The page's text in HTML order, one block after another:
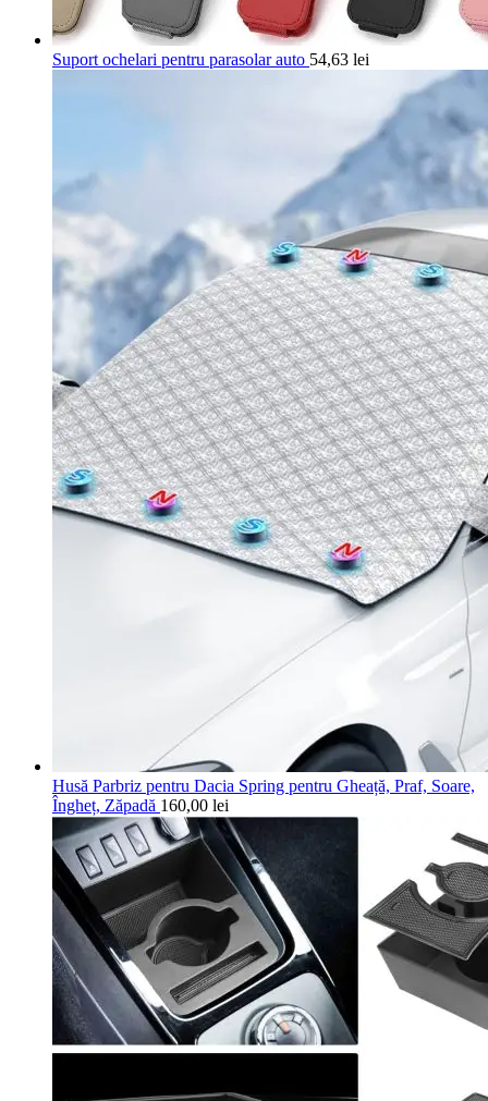
Suport ochelari pentru parasolar auto 54,63 lei
Husă Parbriz pentru Dacia Spring pentru Gheață, Praf, Soare,
Îngheț, Zăpadă 160,00 lei